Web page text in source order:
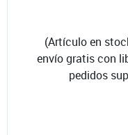
(Artículo en
envío gratis con
pedidos